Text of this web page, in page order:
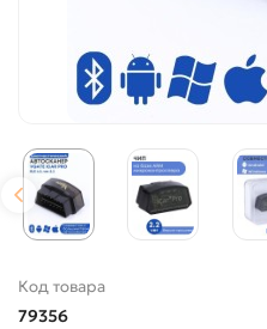
Код товара
79356